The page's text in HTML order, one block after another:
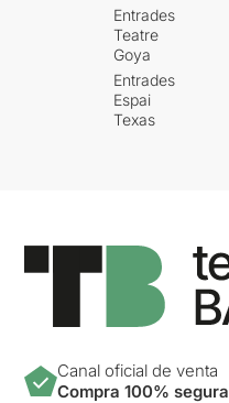
Entrades
Teatre
Goya
Entrades
Espai
Texas
Canal oficial de venta
Compra 100% segura